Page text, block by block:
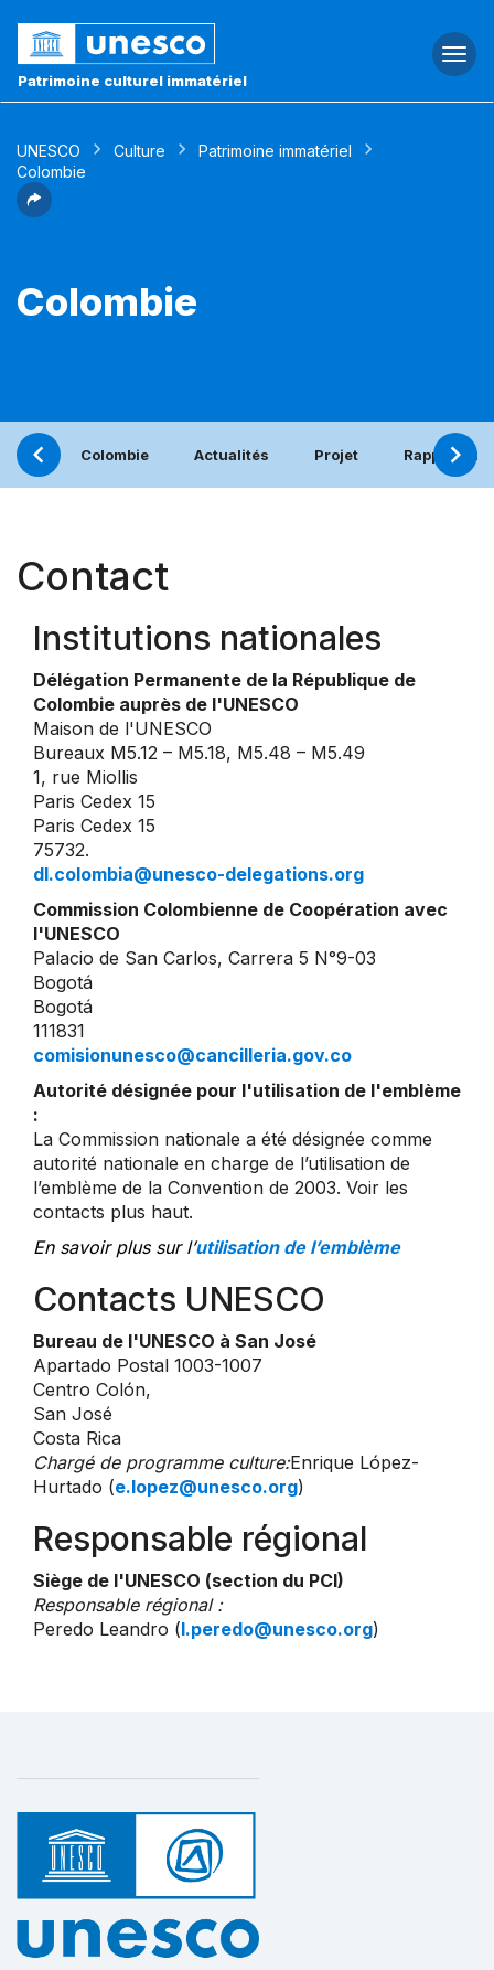
Patrimoine culturel immatériel
UNESCO Culture
Patrimoine immatériel
Colombie
Colombie
Colombie Actualités Projet Rapport
Contact
Institutions nationales
Délégation Permanente de la République de
Colombie auprès de l'UNESCO
Maison de l'UNESCO
Bureaux M5.12 – M5.18, M5.48 – M5.49
1, rue Miollis
Paris Cedex 15
Paris Cedex 15
75732.
dl.colombia@unesco-delegations.org
Commission Colombienne de Coopération avec
l'UNESCO
Palacio de San Carlos, Carrera 5 N°9-03
Bogotá
Bogotá
111831
comisionunesco@cancilleria.gov.co
Autorité désignée pour l'utilisation de l'emblème
:
La Commission nationale a été désignée comme
autorité nationale en charge de l’utilisation de
l’emblème de la Convention de 2003. Voir les
contacts plus haut.
En savoir plus sur l’utilisation de l’emblème
Contacts UNESCO
Bureau de l'UNESCO à San José
Apartado Postal 1003-1007
Centro Colón,
San José
Costa Rica
Chargé de programme culture:Enrique López-
Hurtado (e.lopez@unesco.org)
Responsable régional
Siège de l'UNESCO (section du PCI)
Responsable régional :
Peredo Leandro (l.peredo@unesco.org)